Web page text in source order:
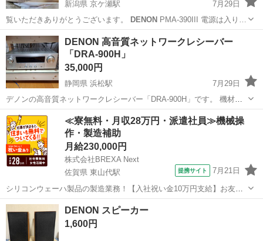
新潟県 京ケ瀬駅
7月29日
覧いただきありがとうございます。
DENON PMA-390III 電源は入り…
新潟 阿賀野市 京ケ瀬駅 オーディオ
DENON 高音質ネットワークレシーバー
「DRA-900H」
35,000円
静岡県 浜松駅
7月29日
デノンの高音質ネットワークレシーバー「DRA-900H」です。 機材整
理のため、大切に使っていただける方にお譲りします。 定価121,000
円の現行モデルで、音質・動作ともに良好です。 【商品の状態】 ・動
作確認済み...
静岡 浜松市 浜松駅 オーディオ
≪寮無料・月収28万円・派遣社員≫機械操
作・製造補助
月給230,000円
株式会社BREXA Next
佐賀県 東山代駅
提携サイト 7月21日
シリコンウェーハ製品の製造業務！【入社祝い金10万円支給】お友達
やカップルとの応募OK◎年間休日129日＆休出なしでプライベート充
実♪業務はクリーンルームで快適作業◎自社正社員登用制度あり★1食
300円～の格安食堂あり！《佐...
佐賀 伊万里市
DENON スピーカー
1,600円